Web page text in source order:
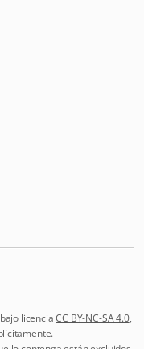
licenciaCC BY-NC-SA 4.0,